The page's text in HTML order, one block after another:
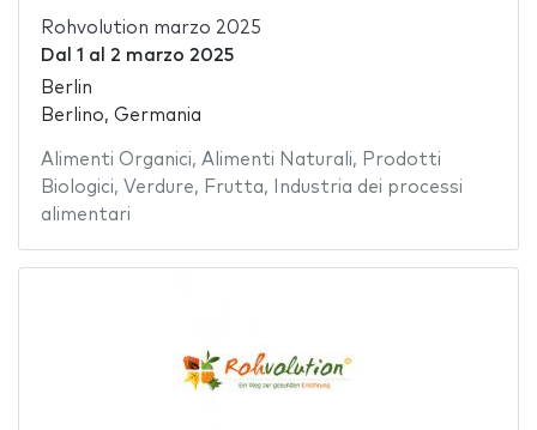
Rohvolution marzo 2025
Dal 1 al 2 marzo 2025
Berlin
Berlino, Germania
Alimenti Organici, Alimenti Naturali, Prodotti
Biologici, Verdure, Frutta,
Industria dei processi
alimentari